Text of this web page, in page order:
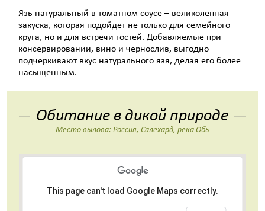
Язь натуральный в томатном соусе – великолепная
закуска, которая подойдет не только для семейного
круга, но и для встречи гостей. Добавляемые при
консервировании, вино и чернослив, выгодно
подчеркивают вкус натурального язя, делая его более
насыщенным.
Обитание в дикой природе
Место вылова: Россия, Салехард, река Обь
This page can't load Google Maps correctly.